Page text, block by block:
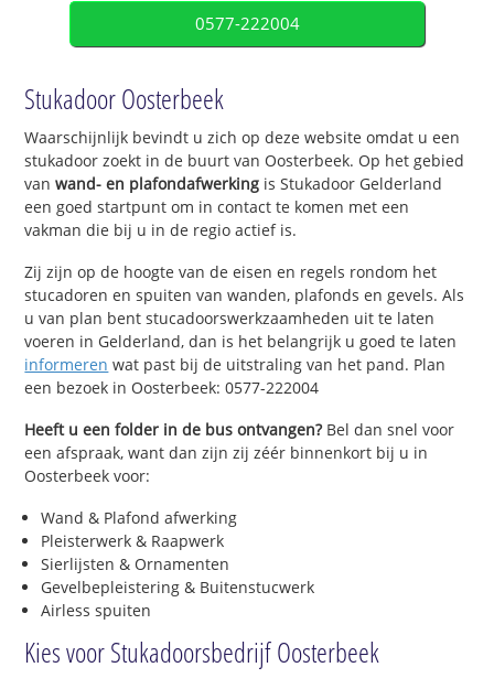
0577-222004
Stukadoor Oosterbeek
Waarschijnlijk bevindt u zich op deze website omdat u een
stukadoor zoekt in de buurt van Oosterbeek. Op het gebied
vanwand- en plafondafwerking is Stukadoor Gelderland
een goed startpunt om in contact te komen met een
vakman die bij u in de regio actief is.
Zij zijn op de hoogte van de eisen en regels rondom het
stucadoren en spuiten van wanden, plafonds en gevels. Als
u van plan bent stucadoorswerkzaamheden uit te laten
voeren in Gelderland, dan is het belangrijk u goed te laten
informeren wat past bij de uitstraling van het pand. Plan
een bezoek in Oosterbeek: 0577-222004
Heeft u een folder in de bus ontvangen?Bel dan snel voor
een afspraak, want dan zijn zij zéér binnenkort bij u in
Oosterbeek voor:
Wand & Plafond afwerking
Pleisterwerk & Raapwerk
Sierlijsten & Ornamenten
Gevelbepleistering & Buitenstucwerk
Airless spuiten
Kies voor Stukadoorsbedrijf Oosterbeek